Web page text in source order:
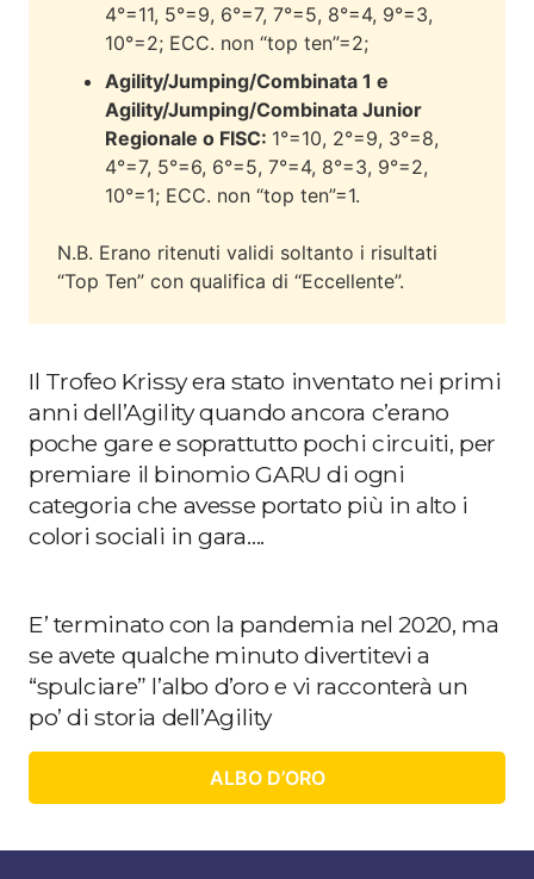
4°=11, 5°=9, 6°=7, 7°=5, 8°=4, 9°=3,
10°=2; ECC. non “top ten”=2;
Agility/Jumping/Combinata 1 e
Agility/Jumping/Combinata Junior
Regionale o FISC: 1°=10, 2°=9, 3°=8,
4°=7, 5°=6, 6°=5, 7°=4, 8°=3, 9°=2,
10°=1; ECC. non “top ten”=1.
N.B. Erano ritenuti validi soltanto i risultati
“Top Ten” con qualifica di “Eccellente”.
Il Trofeo Krissy era stato inventato nei primi
anni dell’Agility quando ancora c’erano
poche gare e soprattutto pochi circuiti, per
premiare il binomio GARU di ogni
categoria che avesse portato più in alto i
colori sociali in gara….
E’ terminato con la pandemia nel 2020, ma
se avete qualche minuto divertitevi a
“spulciare” l’albo d’oro e vi racconterà un
po’ di storia dell’Agility
ALBO D’ORO